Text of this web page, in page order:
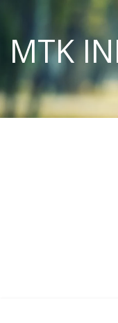
MTK